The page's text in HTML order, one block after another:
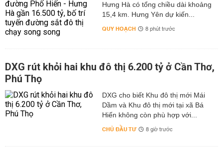
Hưng Hà có tổng chiều dài khoảng
15,4 km. Hưng Yên dự kiến...
QUY HOẠCH 8 phút trước
DXG rút khỏi hai khu đô thị 6.200 tỷ ở Cần Thơ,
Phú Thọ
DXG cho biết Khu đô thị mới Mái
Dầm và Khu đô thị mới tại xã Bá
Hiến không còn phù hợp với...
CHỦ ĐẦU TƯ 8 giờ trước